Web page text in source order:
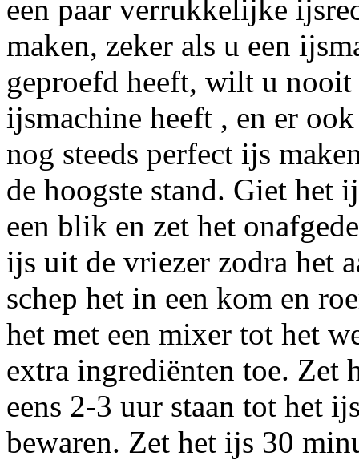
een paar verrukkelijke
maken, zeker als u een
geproefd heeft, wilt u
ijsmachine heeft , en er
nog steeds perfect ijs
de hoogste stand. Giet het
een blik en zet het
ijs uit de vriezer zodra het
schep het in een kom en
het met een mixer tot het
extra ingrediënten toe. Zet
eens 2-3 uur staan tot het
bewaren. Zet het ijs 30